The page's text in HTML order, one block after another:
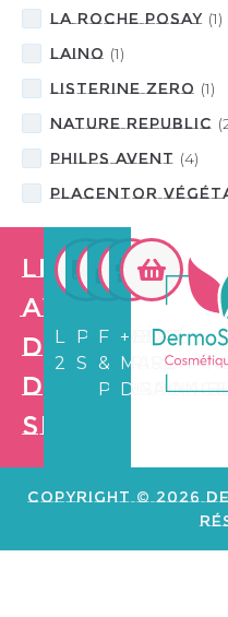
LA ROCHE POSAY (1)
LAINO (1)
LISTERINE ZERO (1)
NATURE REPUBLIC (
PHILPS AVENT (4)
PLACENTOR
Les
avantages
de
Dermo
Shop
LIVRAISON
24/72H
PAIEMENT
SÉCURISÉ
FIDÉLITÉ
&
PARRAINAGE
+3.500
Copyright © 2026